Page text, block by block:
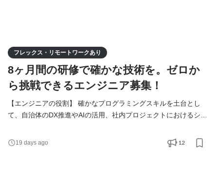
フレックス・リモートワークあり
8ヶ月間の研修で確かな技術を。ゼロか
ら挑戦できるエンジニア募集！
【エンジニアの役割】 確かなプログラミングスキルを土台とし
て、自治体のDX推進やAIの活用、社内プロジェクトにおけるシス
技術を習得し、段階的に実務へと携わっていきます。 住民や職員
の皆さん、地域に根差した企業様の「生の声」を直接聞きながら
19 days ago 12